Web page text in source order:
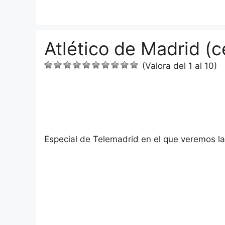
Atlético de Madrid
(Valora del 1 al 10)
Especial de Telemadrid en el que veremos